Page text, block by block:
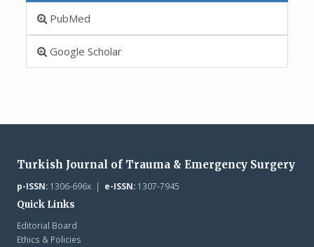
PubMed
Google Scholar
Turkish Journal of Trauma & Emergency Surgery
p-ISSN:1306-696x | e-ISSN:1307-7945
Quick Links
Editorial Board
Ethics & Policies